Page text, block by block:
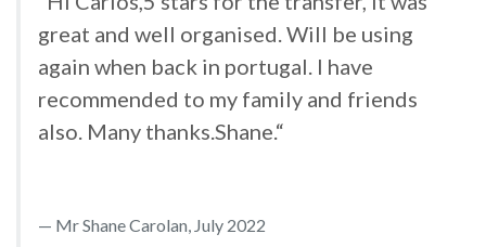
great and well organised. Will be using
again when back in portugal. I have
recommended to my family and friends
also. Many thanks.Shane.“
Mr Shane Carolan, July 2022